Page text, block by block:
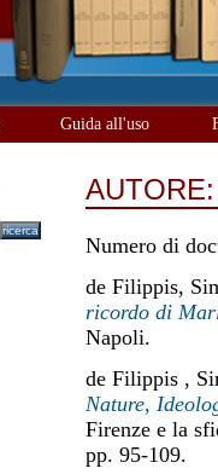
Guida all'uso
Numero di
de Filippis,
ricordo di
Napoli.
de Filippis ,
Nature,
Firenze e la
pp. 95-109.